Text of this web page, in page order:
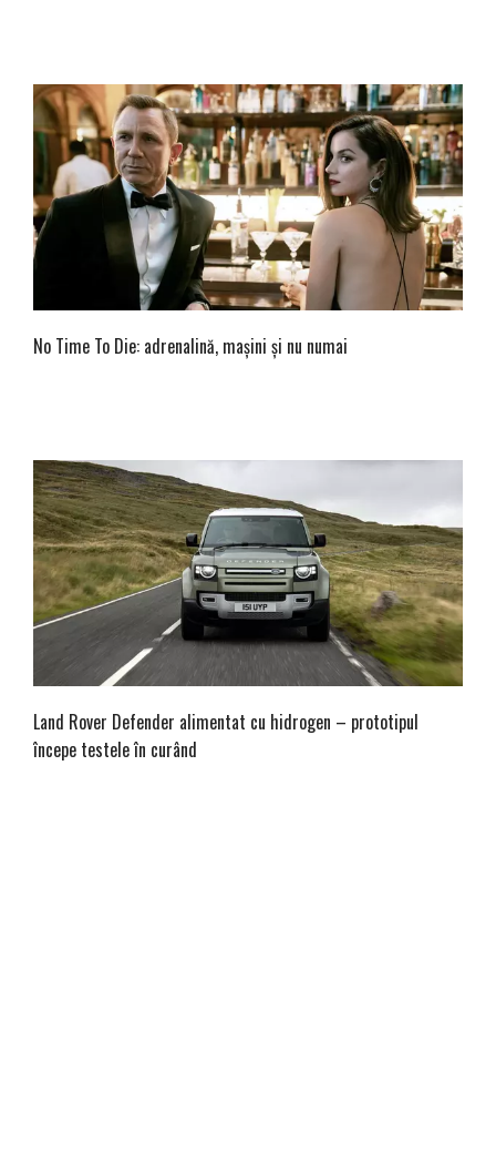
No Time To Die: adrenalină, mașini și nu numai
Land Rover Defender alimentat cu hidrogen – prototipul
începe testele în curând